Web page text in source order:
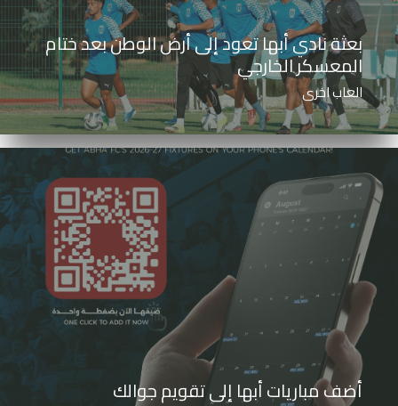
بعثة نادي أبها تعود إلى أرض الوطن بعد ختام
المعسكر الخارجي
العاب اخرى
أضف مباريات أبها إلى تقويم جوالك